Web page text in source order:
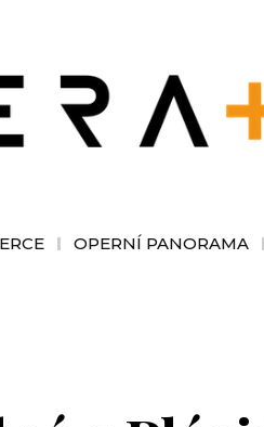
OPERNÍ PANORAMA